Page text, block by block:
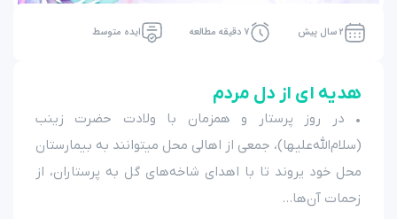
2 سال پیش 7 دقیقه مطالعه ایده متوسط
هدیه ای از دل مردم
• در روز پرستار و همزمان با ولادت حضرت زینب
(سلام‌الله‌علیها)، جمعی از اهالی محل میتوانند به بیمارستان
محل خود یروند تا با اهدای شاخه‌های گل به پرستاران، از
زحمات آن‌ها...